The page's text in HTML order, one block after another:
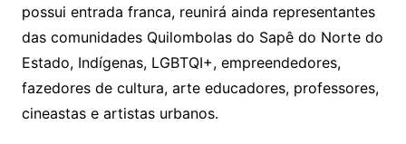
possui entrada franca, reunirá ainda representantes
das comunidades Quilombolas do Sapê do Norte do
Estado, Indígenas, LGBTQI+, empreendedores,
fazedores de cultura, arte educadores, professores,
cineastas e artistas urbanos.